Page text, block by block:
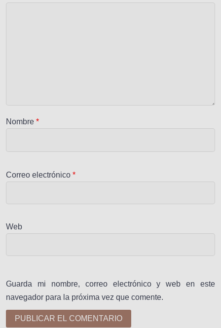
Nombre *
Correo electrónico *
Web
Guarda mi nombre, correo electrónico y web en este
navegador para la próxima vez que comente.